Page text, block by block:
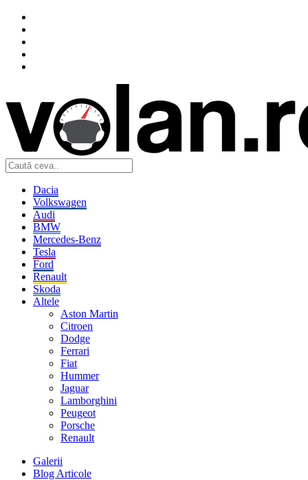
Dacia
Volkswagen
Audi
BMW
Mercedes-Benz
Tesla
Ford
Renault
Skoda
Altele
Aston Martin
Citroen
Dodge
Ferrari
Fiat
Hummer
Jaguar
Lamborghini
Peugeot
Porsche
Renault
Galerii
Blog Articole